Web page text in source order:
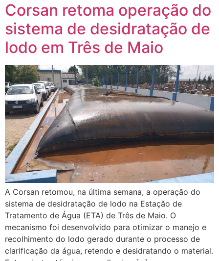
Corsan retoma operação do
sistema de desidratação de
lodo em Três de Maio
A Corsan retomou, na última semana, a operação do
sistema de desidratação de lodo na Estação de
Tratamento de Água (ETA) de Três de Maio. O
mecanismo foi desenvolvido para otimizar o manejo e
recolhimento do lodo gerado durante o processo de
clarificação da água, retendo e desidratando o material.